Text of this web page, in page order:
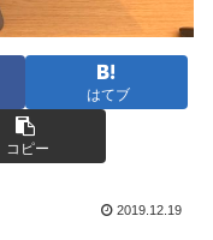
はてブ
コピー
2019.12.19